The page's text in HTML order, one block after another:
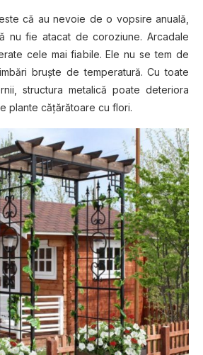
că au nevoie de o vopsire anuală,
nu fie atacat de coroziune. Arcadale
cele mai fiabile. Ele nu se tem de
bruşte de temperatură. Cu toate
structura metalică poate deteriora
plante căţărătoare cu flori.